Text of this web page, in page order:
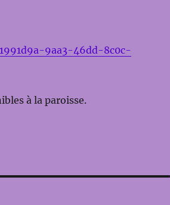
9aa3-46dd-8c0c-
à la paroisse.